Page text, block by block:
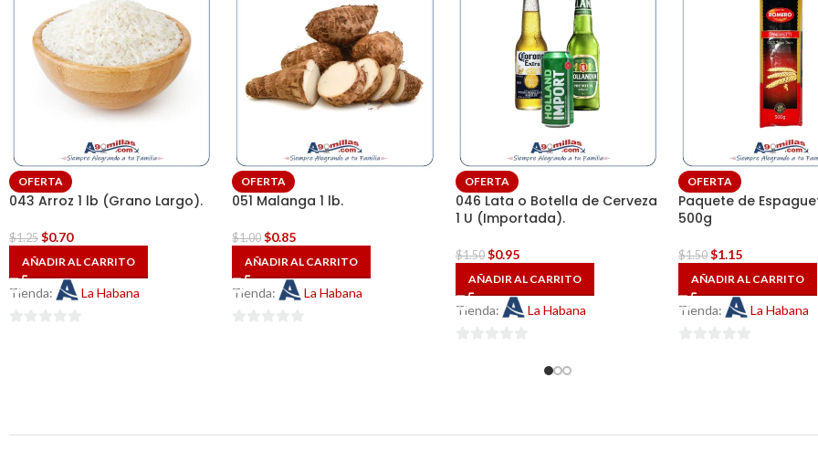
OFERTA
043 Arroz 1 lb (Grano Largo).
$1.25 $0.70
AÑADIR AL CARRITO
Tienda: La Habana
OFERTA
051 Malanga 1 lb.
$1.00 $0.85
AÑADIR AL CARRITO
Tienda: La Habana
OFERTA
046 Lata o Botella de Cerveza
1 U (Importada).
$1.50 $0.95
AÑADIR AL CARRITO
Tienda: La Habana
OFERTA
Paquete de
500g
$1.50 $1.15
AÑADIR AL CARRITO
Tienda: La Habana